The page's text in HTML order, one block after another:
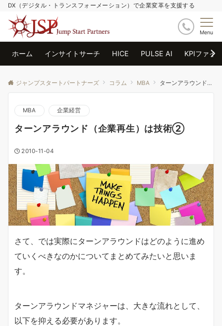
DX（デジタル・トランスフォーメーション）で企業変革を支援する
Menu
ホーム インサイトサーチ HICE PULSE AI KPIファイ
ジャンプスタートパートナーズ コラム MBA ターンアラウンド（企業再生）は技術②
MBA 企業経営
ターンアラウンド（企業再生）は技術②
2010-11-04
さて、では実際にターンアラウンドはどのように進め
ていくべきなのかについてまとめてみたいと思いま
す。
ターンアラウンドマネジャーは、大きな流れとして、
以下を抑える必要があります。